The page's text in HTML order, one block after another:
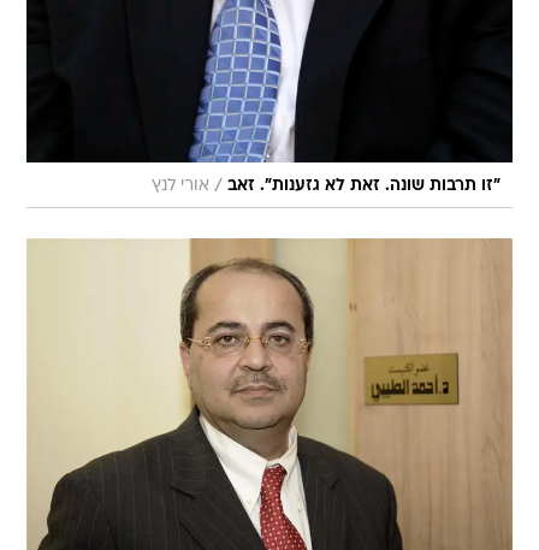
"זו תרבות שונה. זאת לא גזענות". זאב / אורי לנץ